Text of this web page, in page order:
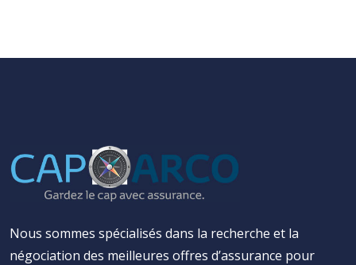
Nous sommes spécialisés dans la recherche et la
négociation des meilleures offres d’assurance pour